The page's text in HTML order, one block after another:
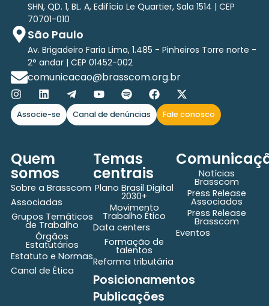
SHN, QD. 1, BL. A, Edifício Le Quartier, Sala 1514 | CEP
70701-010
São Paulo
Av. Brigadeiro Faria Lima, 1.485 - Pinheiros Torre norte -
2° andar | CEP 01452-002
comunicacao@brasscom.org.br
Associe-se Canal de denúncias Fale conosco
Quem
somos
Sobre a Brasscom
Associadas
Grupos Temáticos
de Trabalho
Órgãos
Estatutários
Estatuto e Normas
Canal de Ética
Temas
centrais
Plano Brasil Digital
2030+
Movimento
Trabalho Ético
Data centers
Formação de
talentos
Reforma tributária
Posicionamentos
Publicações
Notícias
Brasscom
Press Release
Associados
Press Release
Brasscom
Eventos